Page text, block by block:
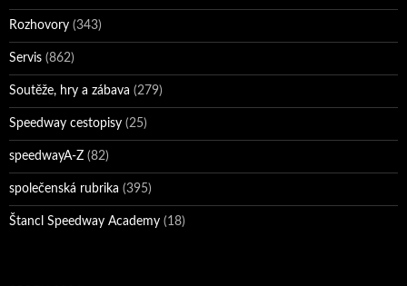
Rozhovory (343)
Servis (862)
Soutěže, hry a zábava (279)
Speedway cestopisy (25)
speedwayA-Z (82)
společenská rubrika (395)
Štancl Speedway Academy (18)